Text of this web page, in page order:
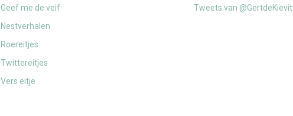
Geef me de veif
Nestverhalen
Roereitjes
Twittereitjes
Vers eitje
Tweets van @GertdeKievit